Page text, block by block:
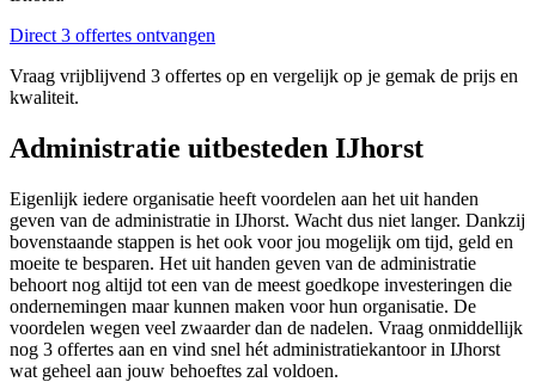
Direct 3 offertes ontvangen
Vraag vrijblijvend 3 offertes op en vergelijk op je gemak de prijs en
kwaliteit.
Administratie uitbesteden IJhorst
Eigenlijk iedere organisatie heeft voordelen aan het uit handen
geven van de administratie in IJhorst. Wacht dus niet langer. Dankzij
bovenstaande stappen is het ook voor jou mogelijk om tijd, geld en
moeite te besparen. Het uit handen geven van de administratie
behoort nog altijd tot een van de meest goedkope investeringen die
ondernemingen maar kunnen maken voor hun organisatie. De
voordelen wegen veel zwaarder dan de nadelen. Vraag onmiddellijk
nog 3 offertes aan en vind snel hét administratiekantoor in IJhorst
wat geheel aan jouw behoeftes zal voldoen.